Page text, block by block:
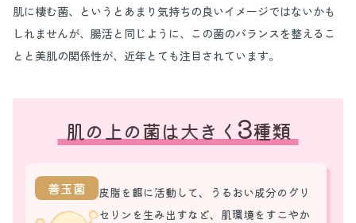
肌に棲む菌、というとあまり気持ちの良いイメージではないかも
しれませんが、腸活と同じように、この菌のバランスを整えるこ
とと美肌の関係性が、近年とても注目されています。
肌の上の菌は大きく 3種類
善玉菌
皮脂を餌に活動して、うるおい成分のグリ
セリンを生み出すなど、肌環境をすこやか